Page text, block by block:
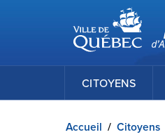
Passer au contenu principal
Ville de Québec
CITOYENS
Accueil / Citoyens